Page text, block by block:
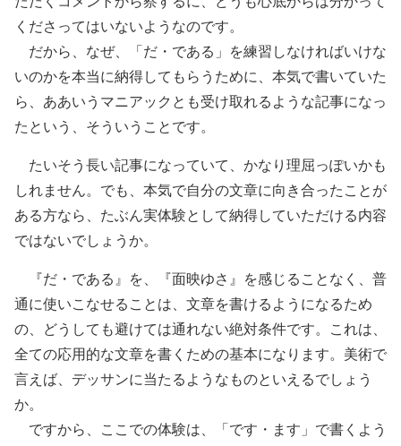
くださってはいないようなのです。
だから、なぜ、「だ・である」を練習しなければいけな
いのかを本当に納得してもらうために、本気で書いていた
ら、ああいうマニアックとも受け取れるような記事になっ
たという、そういうことです。
たいそう長い記事になっていて、かなり理屈っぽいかも
しれません。でも、本気で自分の文章に向き合ったことが
ある方なら、たぶん実体験として納得していただける内容
ではないでしょうか。
『だ・である』を、『面映ゆさ』を感じることなく、普
通に使いこなせることは、文章を書けるようになるため
の、どうしても避けては通れない絶対条件です。これは、
全ての応用的な文章を書くための基本になります。美術で
言えば、デッサンに当たるようなものといえるでしょう
か。
ですから、ここでの体験は、「です・ます」で書くよう